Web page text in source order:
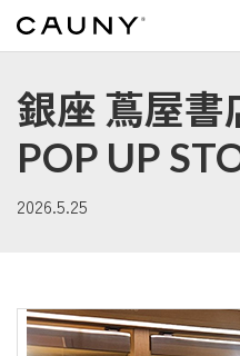
銀座 蔦屋
POP UP
2026.5.25